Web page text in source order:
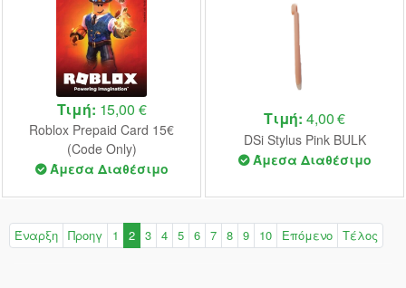
Τιμή: 15,00 €
Roblox Prepaid Card 15€
(Code Only)
Άμεσα Διαθέσιμο
Τιμή: 4,00 €
DSi Stylus Pink BULK
Άμεσα Διαθέσιμο
Έναρξη Προηγ 1 2 3 4 5 6 7 8 9 10 Επόμενο Τέλος